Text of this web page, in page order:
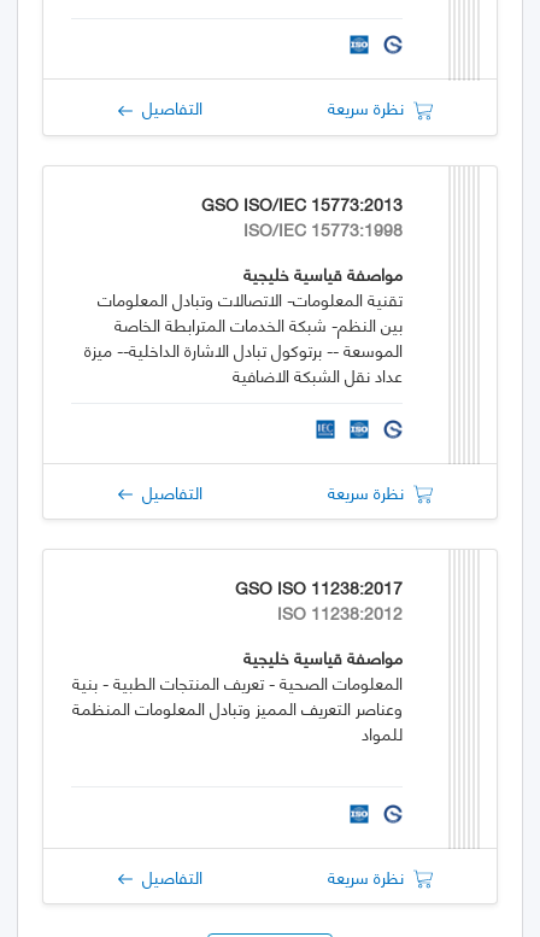
نظرة سريعة التفاصيل
GSO ISO/IEC 15773:2013
ISO/IEC 15773:1998
مواصفة قياسية خليجية
تقنية المعلومات- الاتصالات وتبادل المعلومات
بين النظم- شبكة الخدمات المترابطة الخاصة
الموسعة -- برتوكول تبادل الاشارة الداخلية-- ميزة
عداد نقل الشبكة الاضافية
نظرة سريعة التفاصيل
GSO ISO 11238:2017
ISO 11238:2012
مواصفة قياسية خليجية
المعلومات الصحية - تعريف المنتجات الطبية - بنية
وعناصر التعريف المميز وتبادل المعلومات المنظمة
للمواد
نظرة سريعة التفاصيل